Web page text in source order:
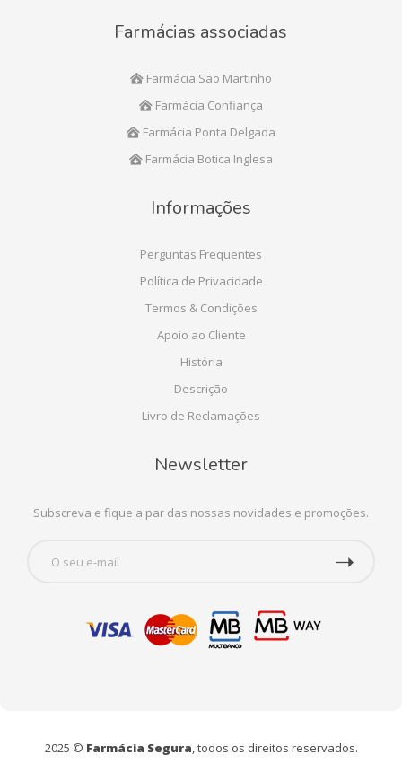
Farmácias associadas
Farmácia São Martinho
Farmácia Confiança
Farmácia Ponta Delgada
Farmácia Botica Inglesa
Informações
Perguntas Frequentes
Política de Privacidade
Termos & Condições
Apoio ao Cliente
História
Descrição
Livro de Reclamações
Newsletter
Subscreva e fique a par das nossas novidades e promoções.
2025 © Farmácia Segura, todos os direitos reservados.